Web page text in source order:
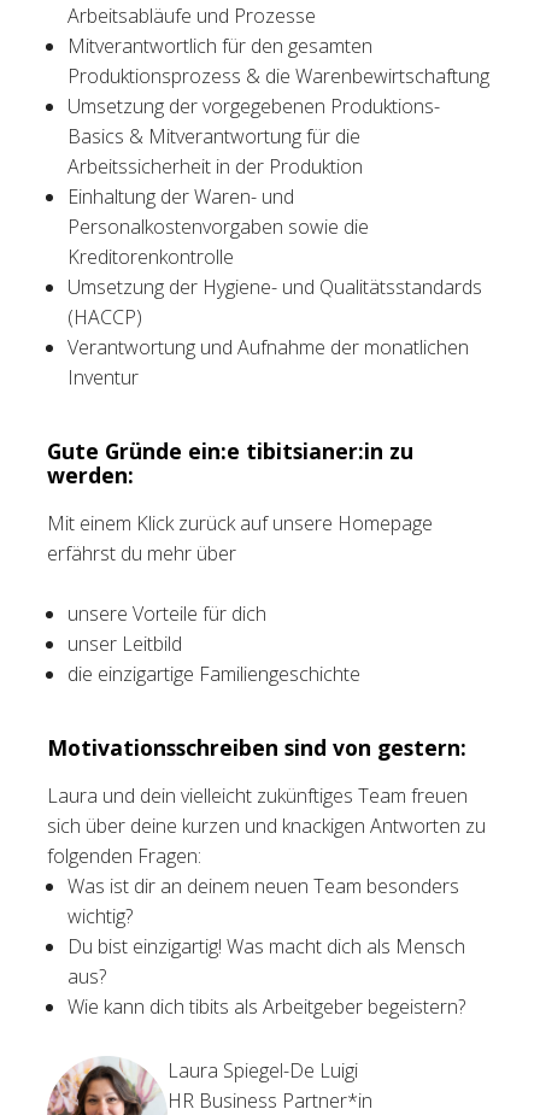
Arbeitsabläufe und Prozesse
Mitverantwortlich für den gesamten
Produktionsprozess & die Warenbewirtschaftung
Umsetzung der vorgegebenen Produktions-
Basics & Mitverantwortung für die
Arbeitssicherheit in der Produktion
Einhaltung der Waren- und
Personalkostenvorgaben sowie die
Kreditorenkontrolle
Umsetzung der Hygiene- und Qualitätsstandards
(HACCP)
Verantwortung und Aufnahme der monatlichen
Inventur
Gute Gründe ein:e tibitsianer:in zu
werden:
Mit einem Klick zurück auf unsere Homepage
erfährst du mehr über
unsere Vorteile für dich
unser Leitbild
die einzigartige Familiengeschichte
Motivationsschreiben sind von gestern:
Laura und dein vielleicht zukünftiges Team freuen
sich über deine kurzen und knackigen Antworten zu
folgenden Fragen:
Was ist dir an deinem neuen Team besonders
wichtig?
Du bist einzigartig! Was macht dich als Mensch
aus?
Wie kann dich tibits als Arbeitgeber begeistern?
Laura Spiegel-De Luigi
HR Business Partner*in